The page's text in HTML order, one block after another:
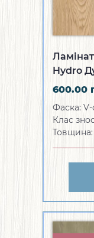
Hydro
600.00
Фаска: V-
Клас